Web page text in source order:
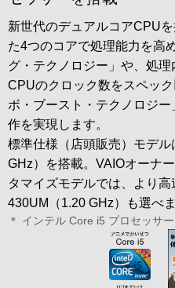
新世代のデュアルコアCPU
た4つのコアで処理能力を高
グ・テクノロジー」や、処
CPUのクロック数をスペッ
ボ・ブースト・テクノロジ
作を実現します。
標準仕様（店頭販売）モデ
GHz）を搭載。VAIOオーナ
タマイズモデルでは、より
430UM（1.20 GHz）も選べま
＊ インテル Core i5 プロセッサ